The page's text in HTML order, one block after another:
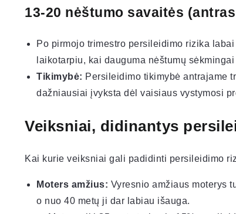
13-20 nėštumo savaitės
Po pirmojo trimestro persileidimo rizika
laikotarpiu, kai dauguma nėštumų
Tikimybė: Persileidimo tikimybė antrajame
dažniausiai įvyksta dėl vaisiaus vystymosi
Veiksniai, didinantys
Kai kurie veiksniai gali padidinti persileidimo
Moters amžius: Vyresnio amžiaus moterys
o nuo 40 metų ji dar labiau išauga.